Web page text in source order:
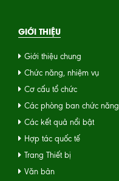
GIỚI THIỆU
Giới thiệu chung
Chức năng, nhiệm vụ
Cơ cấu tổ chức
Các phòng ban chức năng
Các kết quả nổi bật
Hợp tác quốc tế
Trang Thiết bị
Văn bản